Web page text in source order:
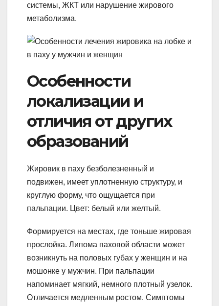
системы, ЖКТ или нарушение жирового
метаболизма.
Особенности
локализации и
отличия от других
образований
Жировик в паху безболезненный и
подвижен, имеет уплотненную структуру, и
круглую форму, что ощущается при
пальпации. Цвет: белый или желтый.
Формируется на местах, где тоньше жировая
прослойка. Липома паховой области может
возникнуть на половых губах у женщин и на
мошонке у мужчин. При пальпации
напоминает мягкий, немного плотный узелок.
Отличается медленным ростом. Симптомы